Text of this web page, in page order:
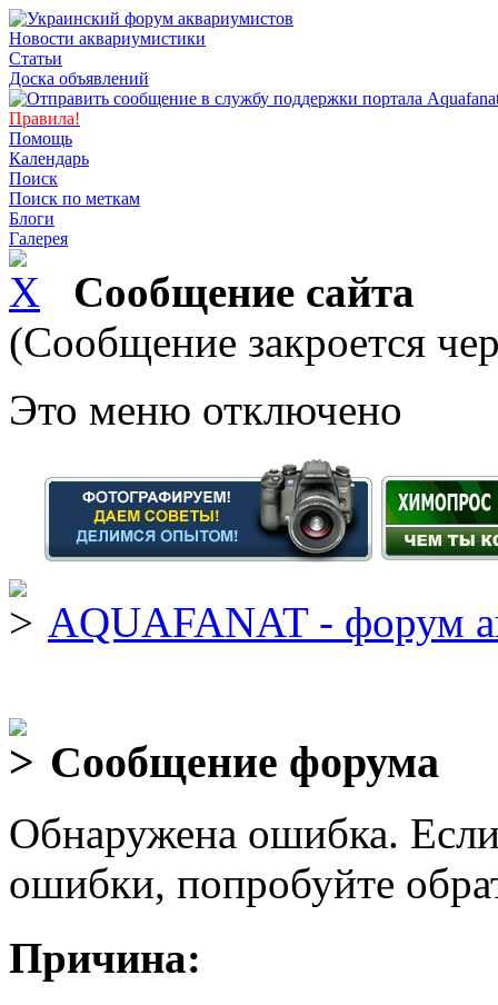
Новости аквариумистики
Статьи
Доска объявлений
Правила!
Помощь
Календарь
Поиск
Поиск по меткам
Блоги
Галерея
Сообщение сайта
(Сообщение закроется
Это меню отключено
AQUAFANAT - форум
Сообщение форума
Обнаружена ошибка.
ошибки, попробуйте
Причина: